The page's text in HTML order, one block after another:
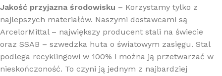
Jakość przyjazna środowisku – Korzystamy tylko z
najlepszych materiałów. Naszymi dostawcami są
ArcelorMittal – największy producent stali na świecie
oraz SSAB – szwedzka huta o światowym zasięgu. Stal
podlega recyklingowi w 100% i można ją przetwarzać w
nieskończoność. To czyni ją jednym z najbardziej